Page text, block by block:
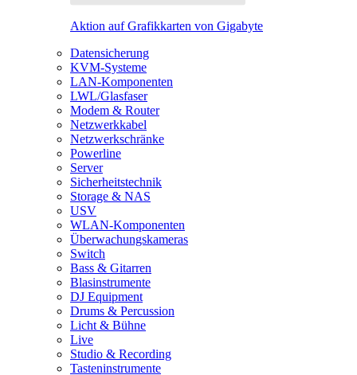
Aktion auf Grafikkarten von Gigabyte
Datensicherung
KVM-Systeme
LAN-Komponenten
LWL/Glasfaser
Modem & Router
Netzwerkkabel
Netzwerkschränke
Powerline
Server
Sicherheitstechnik
Storage & NAS
USV
WLAN-Komponenten
Überwachungskameras
Switch
Bass & Gitarren
Blasinstrumente
DJ Equipment
Drums & Percussion
Licht & Bühne
Live
Studio & Recording
Tasteninstrumente